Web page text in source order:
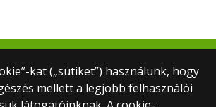
kat („sütiket”) használunk, hogy
mellett a legjobb felhasználói
PPK Felnőttképzés-kutatási és
Intézet
Kazinczy u. 23-27., IV. emelet